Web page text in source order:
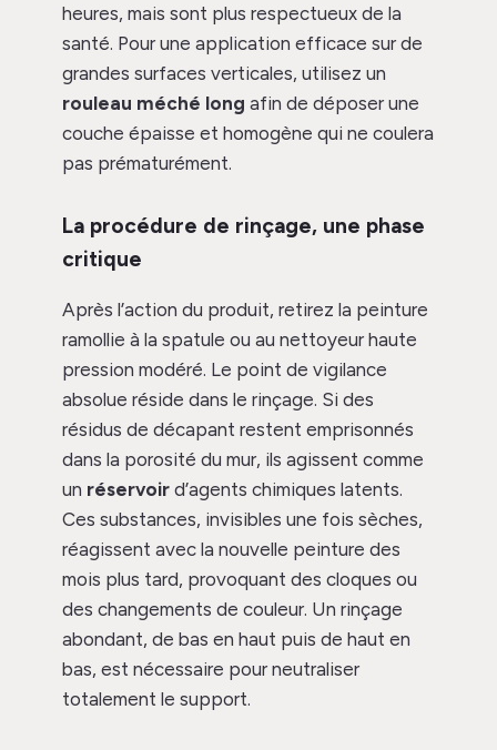
heures, mais sont plus respectueux de la
santé. Pour une application efficace sur de
grandes surfaces verticales, utilisez un
rouleau méché long afin de déposer une
couche épaisse et homogène qui ne coulera
pas prématurément.
La procédure de rinçage, une phase
critique
Après l’action du produit, retirez la peinture
ramollie à la spatule ou au nettoyeur haute
pression modéré. Le point de vigilance
absolue réside dans le rinçage. Si des
résidus de décapant restent emprisonnés
dans la porosité du mur, ils agissent comme
un réservoir d’agents chimiques latents.
Ces substances, invisibles une fois sèches,
réagissent avec la nouvelle peinture des
mois plus tard, provoquant des cloques ou
des changements de couleur. Un rinçage
abondant, de bas en haut puis de haut en
bas, est nécessaire pour neutraliser
totalement le support.